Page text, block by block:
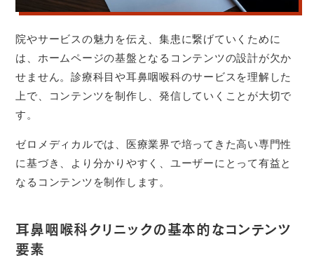
院やサービスの魅力を伝え、集患に繋げていくために
は、ホームページの基盤となるコンテンツの設計が欠か
せません。診療科目や耳鼻咽喉科のサービスを理解した
上で、コンテンツを制作し、発信していくことが大切で
す。
ゼロメディカルでは、医療業界で培ってきた高い専門性
に基づき、より分かりやすく、ユーザーにとって有益と
なるコンテンツを制作します。
耳鼻咽喉科クリニックの基本的なコンテンツ
要素